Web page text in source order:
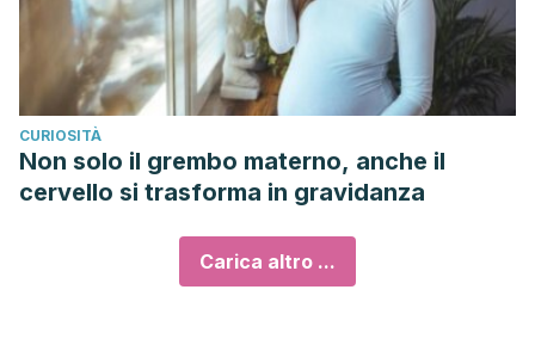
CURIOSITÀ
Non solo il grembo materno, anche il
cervello si trasforma in gravidanza
Carica altro ...